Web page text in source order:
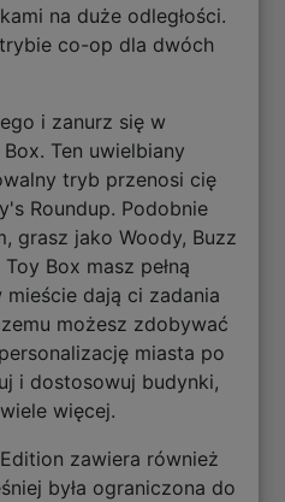
na duże odległości.
co-op dla dwóch
i zanurz się w
Ten uwielbiany
tryb przenosi cię
Roundup. Podobnie
grasz jako Woody, Buzz
Box masz pełną
dają ci zadania
możesz zdobywać
miasta po
i dostosowuj budynki,
więcej.
zawiera również
była ograniczona do